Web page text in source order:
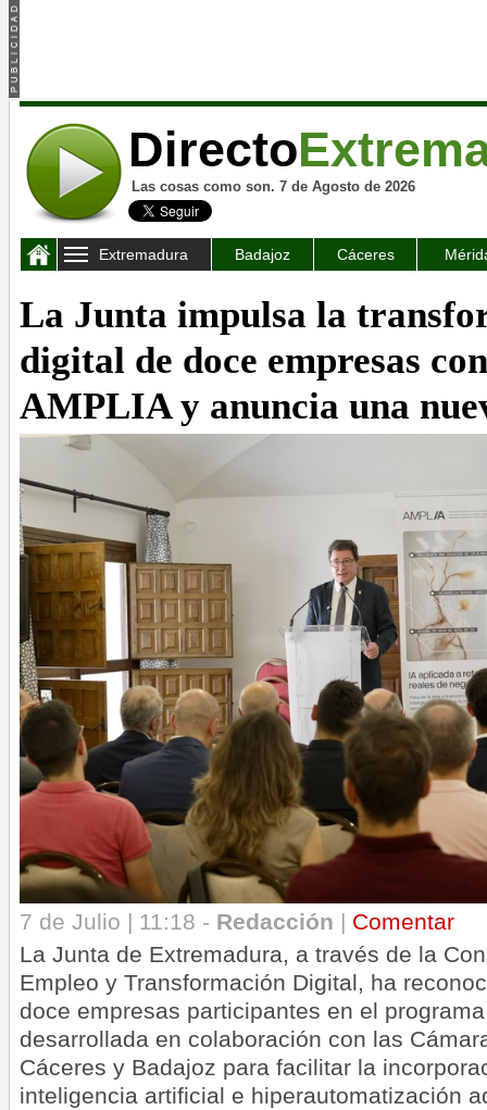
Directo
Las cosas como son. 7 de Agosto de 2026
Extremadura Badajoz Cáceres
La Junta impulsa la
digital de doce empresas
AMPLIA y anuncia una
7 de Julio | 11:18 - Redacción | Comentar
La Junta de Extremadura, a través de la
Empleo y Transformación Digital, ha
doce empresas participantes en el
desarrollada en colaboración con las
Cáceres y Badajoz para facilitar la
inteligencia artificial e hiperautomatización